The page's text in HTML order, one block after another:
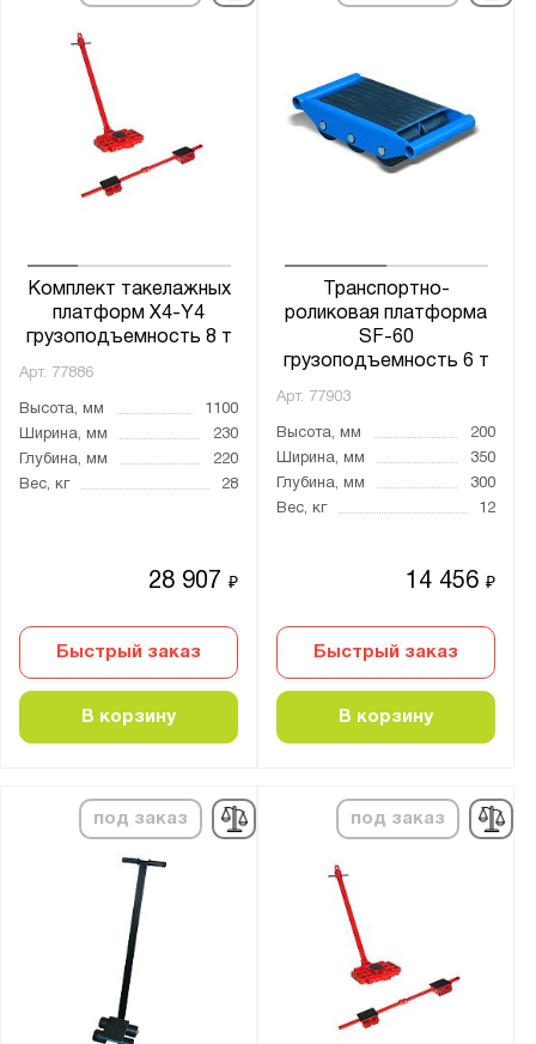
Комплект такелажных
платформ X4-Y4
грузоподъемность 8 т
Арт. 77886
Высота, мм
1100
Ширина, мм
230
Глубина, мм
220
Вес, кг
28
28 907₽
Быстрый заказ
В корзину
Транспортно-
роликовая платформа
SF-60
грузоподъемность 6 т
Арт. 77903
Высота, мм
200
Ширина, мм
350
Глубина, мм
300
Вес, кг
12
14 456₽
Быстрый заказ
В корзину
под заказ под заказ